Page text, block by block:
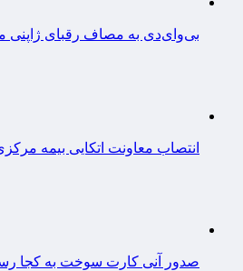
بی‌وای‌دی به مصاف رقبای ژاپنی
انتصاب معاونت اتکایی بیمه
صدور آنی کارت سوخت به کجا